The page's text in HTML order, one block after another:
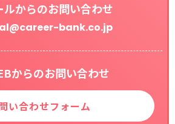
ルからのお問い合わせ
bank.co.jp
からのお問い合わせ
い合わせフォーム